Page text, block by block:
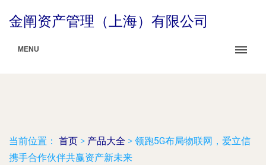
金阐资产管理（上海）有限公司
MENU
当前位置： 首页 > 产品大全 > 领跑5G布局物联网，爱立信
携手合作伙伴共赢资产新未来